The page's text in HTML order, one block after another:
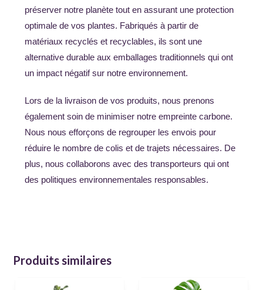
préserver notre planète tout en assurant une protection
optimale de vos plantes. Fabriqués à partir de
matériaux recyclés et recyclables, ils sont une
alternative durable aux emballages traditionnels qui ont
un impact négatif sur notre environnement.
Lors de la livraison de vos produits, nous prenons
également soin de minimiser notre empreinte carbone.
Nous nous efforçons de regrouper les envois pour
réduire le nombre de colis et de trajets nécessaires. De
plus, nous collaborons avec des transporteurs qui ont
des politiques environnementales responsables.
Produits similaires